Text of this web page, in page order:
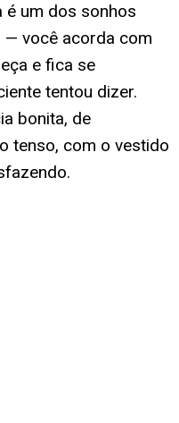
é um dos sonhos
— você acorda com
e fica se
tentou dizer.
bonita, de
tenso, com o vestido